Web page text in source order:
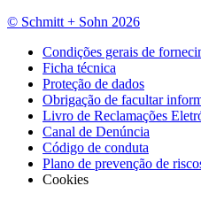
© Schmitt + Sohn 2026
Condições gerais de
Ficha técnica
Proteção de dados
Obrigação de facultar
Livro de Reclamações
Canal de Denúncia
Código de conduta
Plano de prevenção de
Cookies